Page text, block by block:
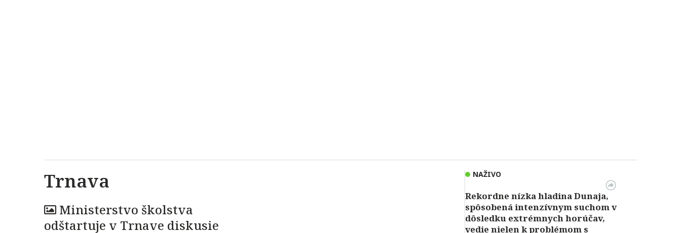
Trnava
Ministerstvo školstva
odštartuje v Trnave diskusie
NAŽIVO
Rekordne nízka hladina Dunaja,
spôsobená intenzívnym suchom v
dôsledku extrémnych horúčav,
vedie nielen k problémom s